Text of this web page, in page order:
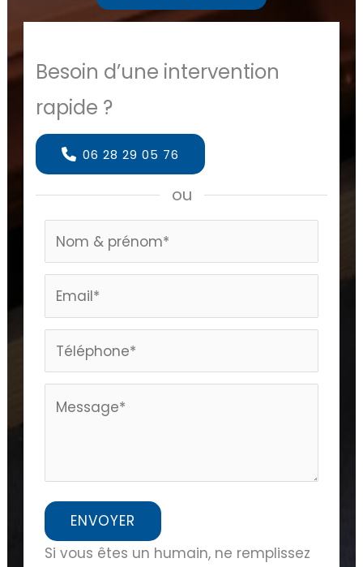
Besoin d’une intervention
rapide ?
06 28 29 05 76
ou
Formulaire
home
ENVOYER
Si vous êtes un humain, ne remplissez